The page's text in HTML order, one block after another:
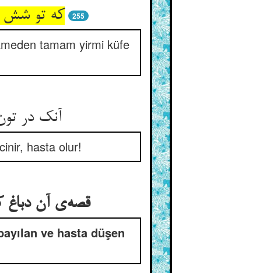
که تو شش 255
tamam yirmi küfe
آنک در
hasta olur!
قصه‌ی آن دباغ
ve hasta düşen